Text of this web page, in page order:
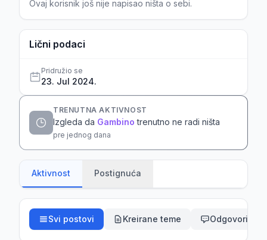
Ovaj korisnik još nije napisao ništa o sebi.
Lični podaci
Pridružio se
23. Jul 2024.
TRENUTNA AKTIVNOST
Izgleda da Gambino trenutno ne radi ništa
pre jednog dana
Aktivnost Postignuća
Svi postovi Kreirane teme Odgovori